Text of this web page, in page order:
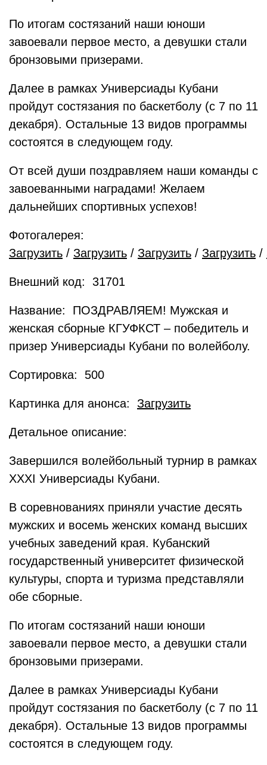
По итогам состязаний наши юноши
завоевали первое место, а девушки стали
бронзовыми призерами.
Далее в рамках Универсиады Кубани
пройдут состязания по баскетболу (с 7 по 11
декабря). Остальные 13 видов программы
состоятся в следующем году.
От всей души поздравляем наши команды с
завоеванными наградами! Желаем
дальнейших спортивных успехов!
Фотогалерея:
Загрузить / Загрузить / Загрузить / Загрузить /
Внешний код: 31701
Название: ПОЗДРАВЛЯЕМ! Мужская и
женская сборные КГУФКСТ – победитель и
призер Универсиады Кубани по волейболу.
Сортировка: 500
Картинка для анонса: Загрузить
Детальное описание:
Завершился волейбольный турнир в рамках
XXXI Универсиады Кубани.
В соревнованиях приняли участие десять
мужских и восемь женских команд высших
учебных заведений края. Кубанский
государственный университет физической
культуры, спорта и туризма представляли
обе сборные.
По итогам состязаний наши юноши
завоевали первое место, а девушки стали
бронзовыми призерами.
Далее в рамках Универсиады Кубани
пройдут состязания по баскетболу (с 7 по 11
декабря). Остальные 13 видов программы
состоятся в следующем году.